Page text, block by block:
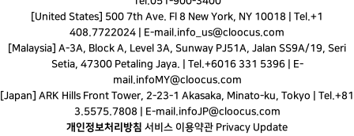
[United States] 500 7th Ave. Fl 8 New York, NY 10018 | Tel.+1
408.7722024 | E-mail.info_us@cloocus.com
[Malaysia] A-3A, Block A, Level 3A, Sunway PJ51A, Jalan SS9A/19, Seri
Setia, 47300 Petaling Jaya. | Tel.+6016 331 5396 | E-
mail.infoMY@cloocus.com
[Japan] ARK Hills Front Tower, 2-23-1 Akasaka, Minato-ku, Tokyo | Tel.+81
3.5575.7808 | E-mail.infoJP@cloocus.com
개인정보처리방침 서비스 이용약관 Privacy Update